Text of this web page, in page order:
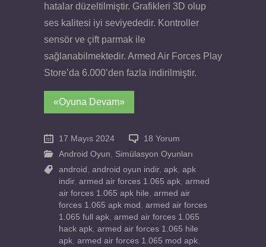
hatalar düzeltilmiştir. Grafikleri 3D olup
ses kalitesi iyi seviyededir. Kontroller
sensör ve çift parmak ile
sağlanabilmektedir. Armed Air Forces Play
Store’da 6.000’den fazla indirilmiştir.
«Oyuna Devam»
17 Mayıs 2024
18 Yorum
Android Oyun
Simülasyon Oyunları
android
android oyun indir, apk apk
indir, armed air forces 1.065 apk armed
air forces 1.065 apk hile armed air
forces 1.065 apk mod
armed air forces
1.065 full apk armed air forces 1.065
hack apk armed air forces 1.065 hile
apk armed air forces 1.065 mod apk